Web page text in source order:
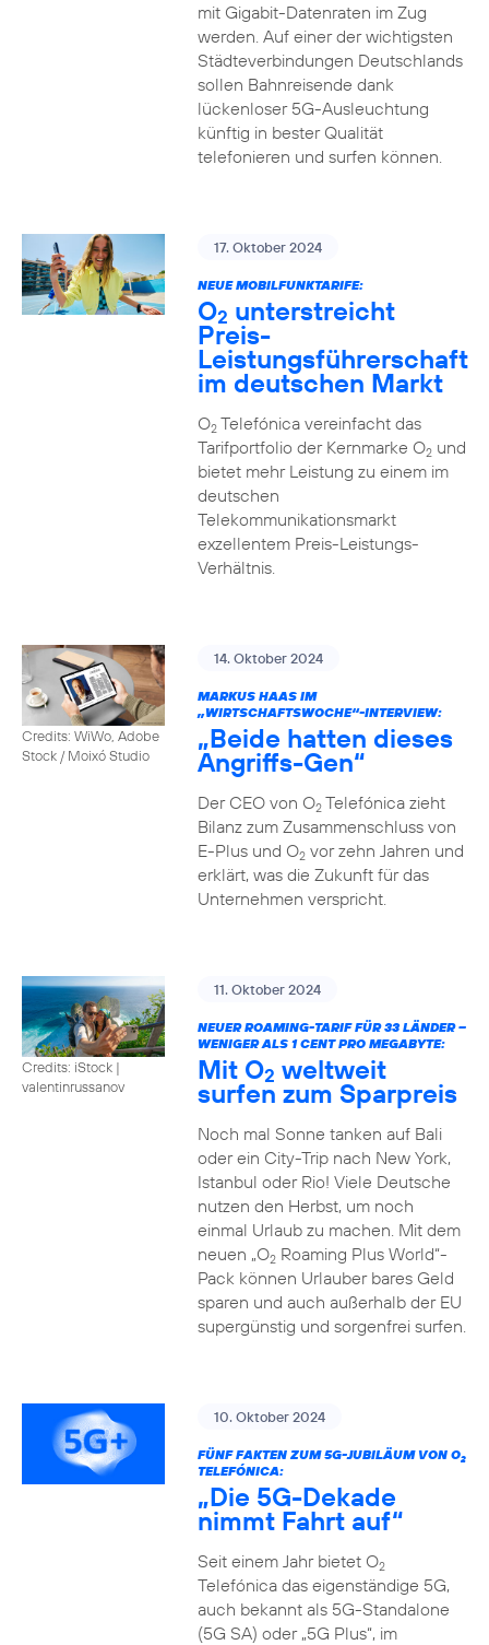
mit Gigabit-Datenraten im Zug
werden. Auf einer der wichtigsten
Städteverbindungen Deutschlands
sollen Bahnreisende dank
lückenloser 5G-Ausleuchtung
künftig in bester Qualität
telefonieren und surfen können.
17. Oktober 2024
NEUE MOBILFUNKTARIFE:
O2 unterstreicht
Preis-
Leistungsführerschaft
im deutschen Markt
O2Telefónica vereinfacht das
Tarifportfolio der Kernmarke O2und
bietet mehr Leistung zu einem im
deutschen
Telekommunikationsmarkt
exzellentem Preis-Leistungs-
Verhältnis.
Credits: WiWo, Adobe
Stock / Moixó Studio
14. Oktober 2024
MARKUS HAAS IM
„WIRTSCHAFTSWOCHE“-INTERVIEW:
„Beide hatten dieses
Angriffs-Gen“
Der CEO von O2Telefónica zieht
Bilanz zum Zusammenschluss von
E-Plus und O2vor zehn Jahren und
erklärt, was die Zukunft für das
Unternehmen verspricht.
Credits: iStock |
valentinrussanov
11. Oktober 2024
NEUER ROAMING-TARIF FÜR 33 LÄNDER –
WENIGER ALS 1 CENT PRO MEGABYTE:
Mit O2 weltweit
surfen zum Sparpreis
Noch mal Sonne tanken auf Bali
oder ein City-Trip nach New York,
Istanbul oder Rio! Viele Deutsche
nutzen den Herbst, um noch
einmal Urlaub zu machen. Mit dem
neuen „O2Roaming Plus World“-
Pack können Urlauber bares Geld
sparen und auch außerhalb der EU
supergünstig und sorgenfrei surfen.
10. Oktober 2024
FÜNF FAKTEN ZUM 5G-JUBILÄUM VON O2
TELEFÓNICA:
„Die 5G-Dekade
nimmt Fahrt auf“
Seit einem Jahr bietet O2
Telefónica das eigenständige 5G,
auch bekannt als 5G-Standalone
(5G SA) oder „5G Plus“, im